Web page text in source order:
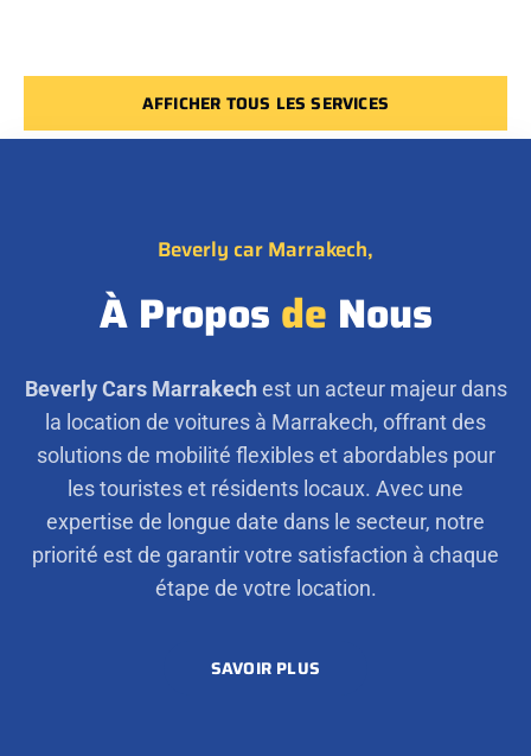
AFFICHER TOUS LES SERVICES
Beverly car Marrakech,
À Propos de Nous
Beverly Cars Marrakechest un acteur majeur dans
la location de voitures à Marrakech, offrant des
solutions de mobilité flexibles et abordables pour
les touristes et résidents locaux. Avec une
expertise de longue date dans le secteur, notre
priorité est de garantir votre satisfaction à chaque
étape de votre location.
SAVOIR PLUS